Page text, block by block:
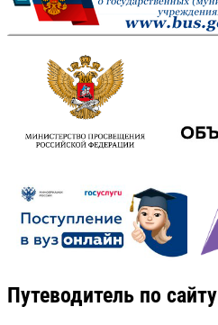
Путеводитель по сайту